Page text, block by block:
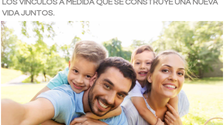
LOS VÍNCULOS A MEDIDA QUE SE CONSTRUYE UNA NUEVA
VIDA JUNTOS.